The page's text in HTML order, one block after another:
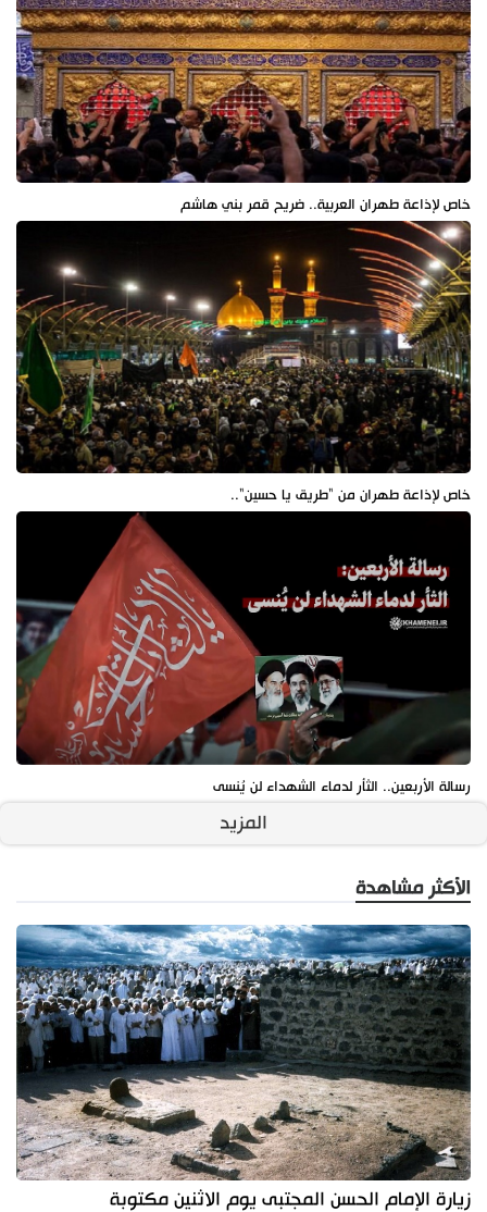
خاص لإذاعة طهران العربية.. ضريح قمر بني هاشم
خاص لإذاعة طهران من "طريق يا حسين"..
رسالة الأربعين.. الثأر لدماء الشهداء لن يُنسى
المزيد
الأكثر مشاهدة
زيارة الإمام الحسن المجتبى يوم الاثنين مكتوبة